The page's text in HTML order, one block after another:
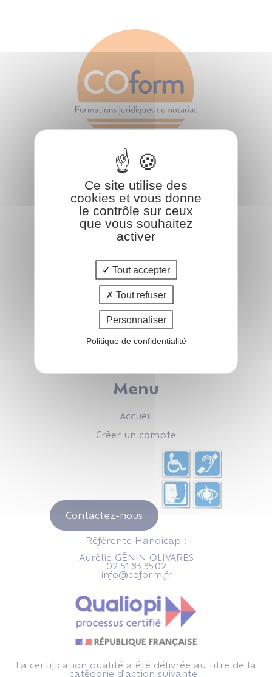
COform
47 rue de Leinster
44240 LA CHAPELLE-SUR-ERDRE
02.51.83.35.02
info@coform.fr
Catalogue
Pôle FAMILLE
Pôle IMMOBILIER
Menu
Accueil
Créer un compte
Contactez-nous
Référente Handicap :
Aurélie GÉNIN OLIVARES
02.51.83.35.02
info@coform.fr
La certification qualité a été délivrée au titre de la
catégorie d'action suivante :
Ce site utilise des
cookies et vous donne
le contrôle sur ceux
que vous souhaitez
activer
Tout accepter
Tout refuser
Personnaliser
Politique de confidentialité